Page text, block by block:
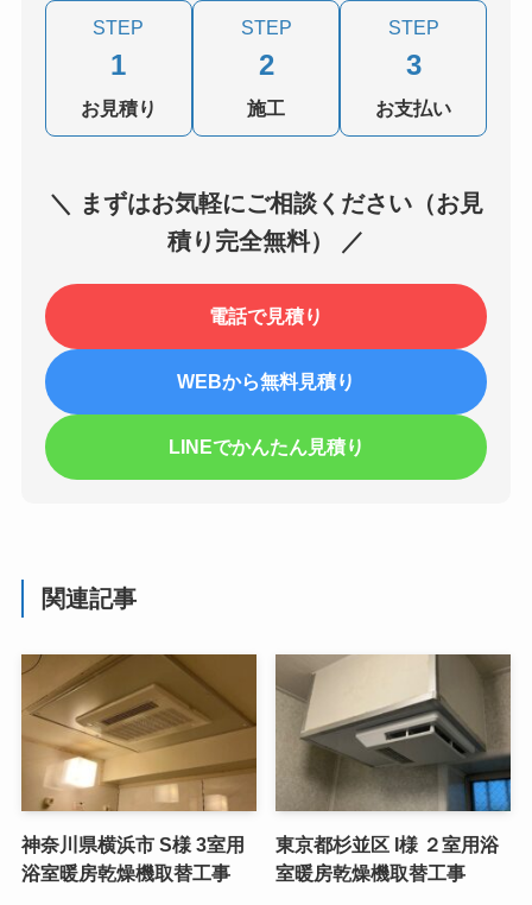
STEP
1
お見積り
STEP
2
施工
STEP
3
お支払い
＼ まずはお気軽にご相談ください（お見
積り完全無料） ／
電話で見積り
WEBから無料見積り
LINEでかんたん見積り
関連記事
神奈川県横浜市 S様 3室用
浴室暖房乾燥機取替工事
東京都杉並区 I様 ２室用浴
室暖房乾燥機取替工事